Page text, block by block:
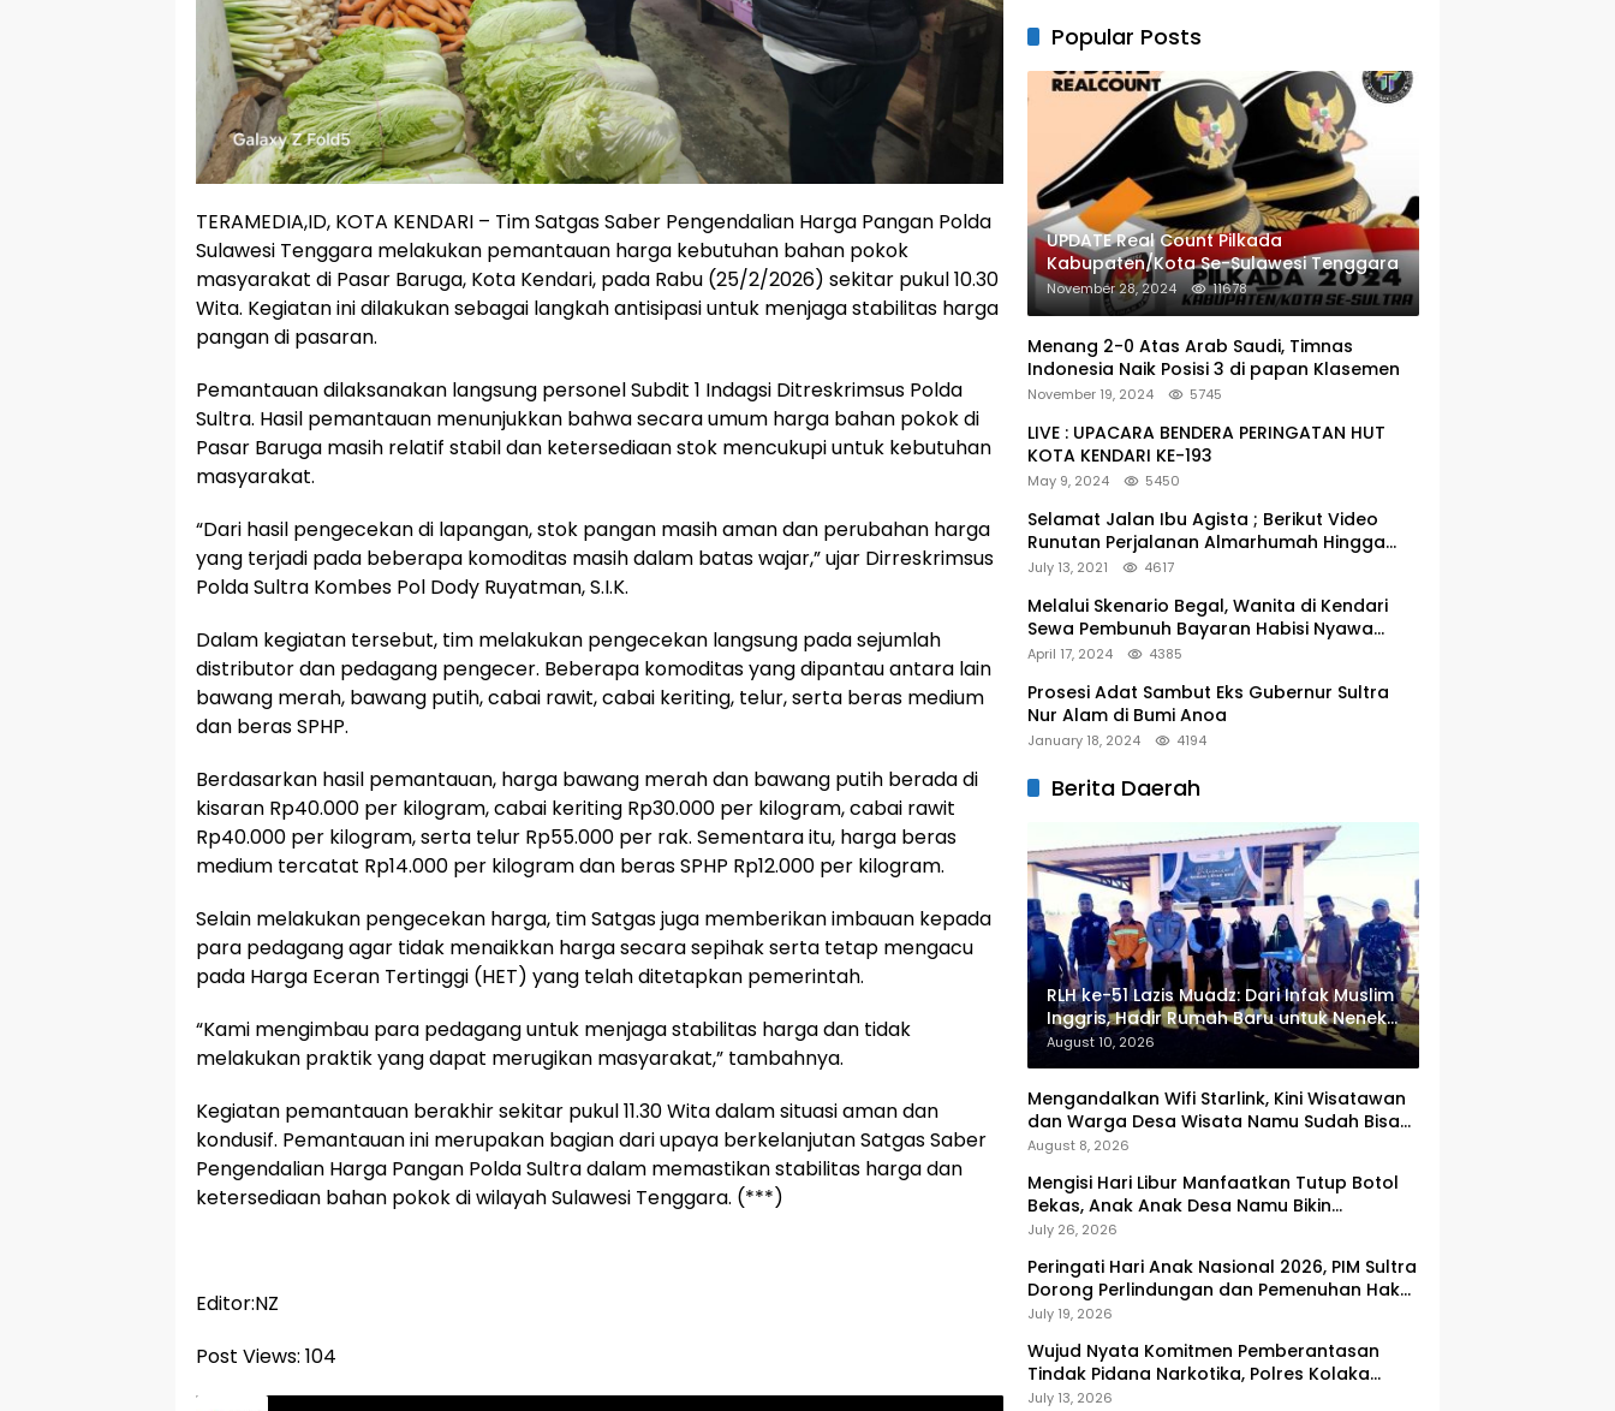
TERAMEDIA,ID, KOTA KENDARI – Tim Satgas Saber Pengendalian Harga Pangan Polda
Sulawesi Tenggara melakukan pemantauan harga kebutuhan bahan pokok
masyarakat di Pasar Baruga, Kota Kendari, pada Rabu (25/2/2026) sekitar pukul 10.30
Wita. Kegiatan ini dilakukan sebagai langkah antisipasi untuk menjaga stabilitas harga
pangan di pasaran.
Pemantauan dilaksanakan langsung personel Subdit 1 Indagsi Ditreskrimsus Polda
Sultra. Hasil pemantauan menunjukkan bahwa secara umum harga bahan pokok di
Pasar Baruga masih relatif stabil dan ketersediaan stok mencukupi untuk kebutuhan
masyarakat.
“Dari hasil pengecekan di lapangan, stok pangan masih aman dan perubahan harga
yang terjadi pada beberapa komoditas masih dalam batas wajar,” ujar Dirreskrimsus
Polda Sultra Kombes Pol Dody Ruyatman, S.I.K.
Dalam kegiatan tersebut, tim melakukan pengecekan langsung pada sejumlah
distributor dan pedagang pengecer. Beberapa komoditas yang dipantau antara lain
bawang merah, bawang putih, cabai rawit, cabai keriting, telur, serta beras medium
dan beras SPHP.
Berdasarkan hasil pemantauan, harga bawang merah dan bawang putih berada di
kisaran Rp40.000 per kilogram, cabai keriting Rp30.000 per kilogram, cabai rawit
Rp40.000 per kilogram, serta telur Rp55.000 per rak. Sementara itu, harga beras
medium tercatat Rp14.000 per kilogram dan beras SPHP Rp12.000 per kilogram.
Selain melakukan pengecekan harga, tim Satgas juga memberikan imbauan kepada
para pedagang agar tidak menaikkan harga secara sepihak serta tetap mengacu
pada Harga Eceran Tertinggi (HET) yang telah ditetapkan pemerintah.
“Kami mengimbau para pedagang untuk menjaga stabilitas harga dan tidak
melakukan praktik yang dapat merugikan masyarakat,” tambahnya.
Kegiatan pemantauan berakhir sekitar pukul 11.30 Wita dalam situasi aman dan
kondusif. Pemantauan ini merupakan bagian dari upaya berkelanjutan Satgas Saber
Pengendalian Harga Pangan Polda Sultra dalam memastikan stabilitas harga dan
ketersediaan bahan pokok di wilayah Sulawesi Tenggara. (***)
Editor:NZ
Post Views: 104
Popular Posts
UPDATE Real Count Pilkada
Kabupaten/Kota Se-Sulawesi Tenggara
November 28, 2024 11678
Menang 2-0 Atas Arab Saudi, Timnas
Indonesia Naik Posisi 3 di papan Klasemen
November 19, 2024 5745
LIVE : UPACARA BENDERA PERINGATAN HUT
KOTA KENDARI KE-193
May 9, 2024 5450
Selamat Jalan Ibu Agista ; Berikut Video
Runutan Perjalanan Almarhumah Hingga
Menuju Peristirahatan Terakhir
July 13, 2021 4617
Melalui Skenario Begal, Wanita di Kendari
Sewa Pembunuh Bayaran Habisi Nyawa
Mertuanya
April 17, 2024 4385
Prosesi Adat Sambut Eks Gubernur Sultra
Nur Alam di Bumi Anoa
January 18, 2024 4194
Berita Daerah
RLH ke-51 Lazis Muadz: Dari Infak Muslim
Inggris, Hadir Rumah Baru untuk Nenek
Ondeng
August 10, 2026
Mengandalkan Wifi Starlink, Kini Wisatawan
dan Warga Desa Wisata Namu Sudah Bisa
Mengakses Transaksi Digital
August 8, 2026
Mengisi Hari Libur Manfaatkan Tutup Botol
Bekas, Anak Anak Desa Namu Bikin
Gantungan Kunci Bernilai Ekonomi
July 26, 2026
Peringati Hari Anak Nasional 2026, PIM Sultra
Dorong Perlindungan dan Pemenuhan Hak
Anak Pesisir
July 19, 2026
Wujud Nyata Komitmen Pemberantasan
Tindak Pidana Narkotika, Polres Kolaka
Gagalkan Peredaran 3 Kg Sabu-Sabu
July 13, 2026